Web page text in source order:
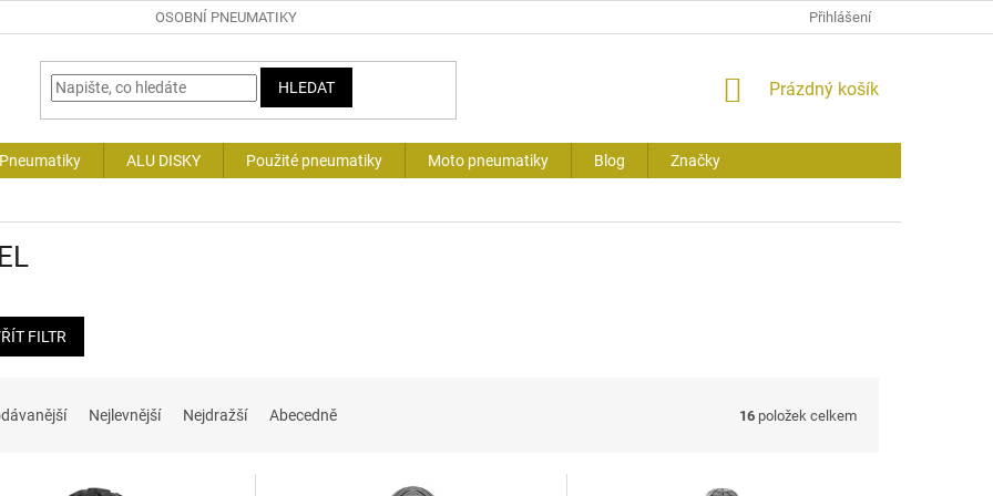
OSOBNÍ PNEUMATIKY Přihlášení
HLEDAT
NÁKUPNÍ
Prázdný košík
ALU DISKY Použité pneumatiky Moto pneumatiky Blog Značky
FILTR
Nejlevnější Nejdražší Abecedně 16 položek celkem